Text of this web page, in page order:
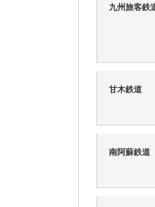
九州旅客鉄
甘木鉄道
南阿蘇鉄道